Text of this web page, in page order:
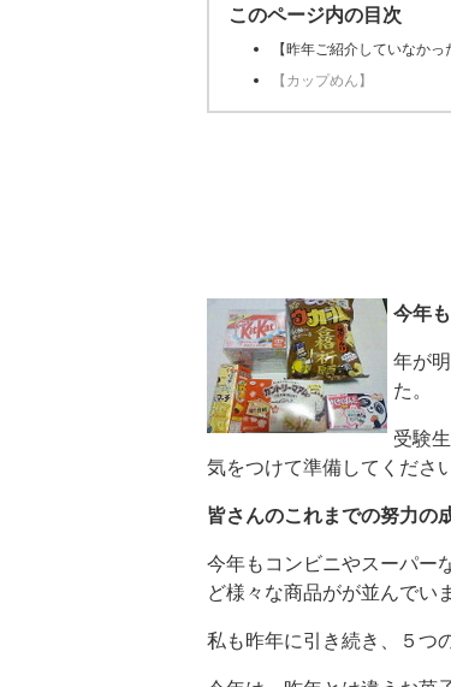
このページ内の目次
【昨年ご紹介していなかっ
【カップめん】
今年
年が
た。
受験
気をつけて準備してください
皆さんのこれまでの努力の
今年もコンビニやスーパー
ど様々な商品がが並んでい
私も昨年に引き続き、５つ